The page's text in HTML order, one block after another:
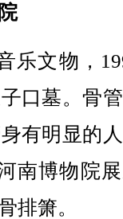
文物，
口墓。骨
有明显的
南博物院
排箫。